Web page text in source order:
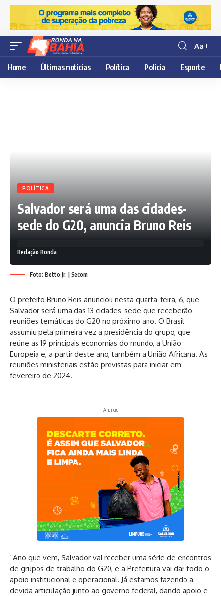
Resisor
de
fonte
Aa
Home Últimas notícias Política Polícia Esporte
POLÍTICA
Salvador será uma das cidades-
sede do G20, anuncia Bruno Reis
Redação Ronda
Foto: Betto Jr. | Secom
O prefeito Bruno Reis anunciou nesta quarta-feira, 6, que
Salvador será uma das 13 cidades-sede que receberão
reuniões temáticas do G20 no próximo ano. O Brasil
assumiu pela primeira vez a presidência do grupo, que
reúne as 19 principais economias do mundo, a União
Europeia e, a partir deste ano, também a União Africana. As
reuniões ministeriais estão previstas para iniciar em
fevereiro de 2024.
- Anúncio -
“Ano que vem, Salvador vai receber uma série de encontros
de grupos de trabalho do G20, e a Prefeitura vai dar todo o
apoio institucional e operacional. Já estamos fazendo a
devida articulação junto ao governo federal, dando apoio e